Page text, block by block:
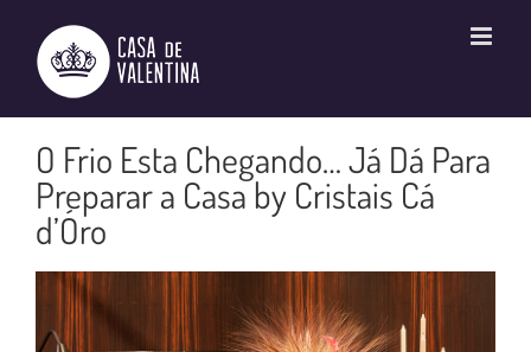
conteúdo
O Frio Esta Chegando… Já Dá Para
Preparar a Casa by Cristais Cá
d’Óro